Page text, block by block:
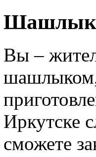
Вы –
шашлыком,
Иркутске
сможете